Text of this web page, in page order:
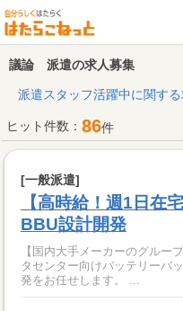
議論 派遣の求人募集
派遣スタッフ活躍中に関す
ヒット件数： 86件
[一般派遣]
【高時給！週1日在
BBU設計開発
【国内大手メーカーのグルー
タセンター向けバッテリーバ
発をお任せします。 ...